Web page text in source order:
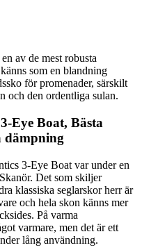
av de mest robusta
som en blandning
för promenader, särskilt
och den ordentliga sulan.
Eye Boat, Bästa
dämpning
3-Eye Boat var under en
Det som skiljer
klassiska seglarskor herr är
och hela skon känns mer
På varma
varmare, men det är ett
lång användning.